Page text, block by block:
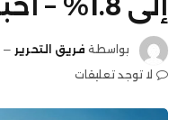
بواسطة فريق التحرير
لا توجد تعليقات